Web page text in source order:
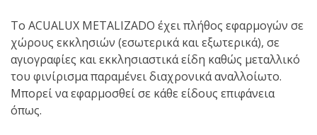
To ACUALUX METALIZADO έχει πλήθος εφαρμογών σε
χώρους εκκλησιών (εσωτερικά και εξωτερικά), σε
αγιογραφίες και εκκλησιαστικά είδη καθώς μεταλλικό
του φινίρισμα παραμένει διαχρονικά αναλλοίωτο.
Μπορεί να εφαρμοσθεί σε κάθε είδους επιφάνεια
όπως.